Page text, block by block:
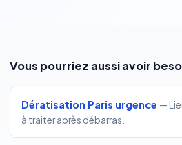
Vous pourriez aussi avoir
Dératisation Paris urgence —
à traiter après débarras.